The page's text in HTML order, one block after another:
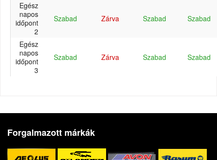
Egész
napos
időpont
2
Szabad Zárva Szabad Szabad
Egész
napos
időpont
3
Szabad Zárva Szabad Szabad
Forgalmazott márkák